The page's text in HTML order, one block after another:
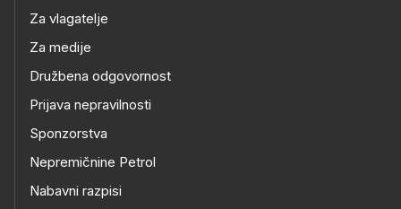
Za vlagatelje
Za medije
Družbena odgovornost
Prijava nepravilnosti
Sponzorstva
Nepremičnine Petrol
Nabavni razpisi